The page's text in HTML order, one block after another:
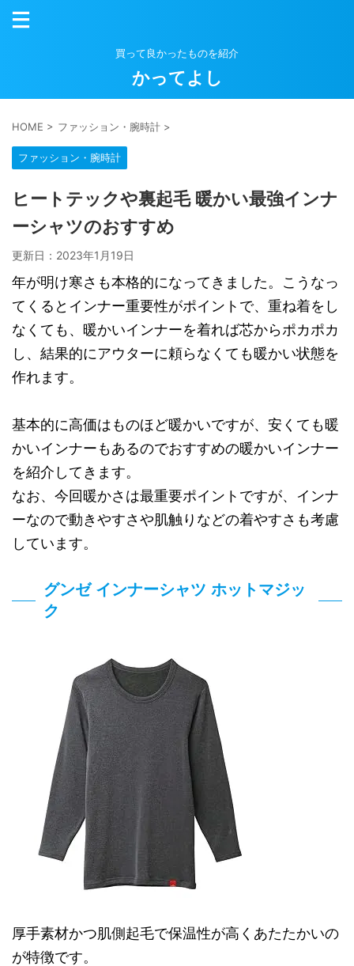
買って良かったものを紹介
かってよし
HOME > ファッション・腕時計 >
ファッション・腕時計
ヒートテックや裏起毛 暖かい最強インナ
ーシャツのおすすめ
更新日： 2023年1月19日
年が明け寒さも本格的になってきました。こうなっ
てくるとインナー重要性がポイントで、重ね着をし
なくても、暖かいインナーを着れば芯からポカポカ
し、結果的にアウターに頼らなくても暖かい状態を
作れます。
基本的に高価はものほど暖かいですが、安くても暖
かいインナーもあるのでおすすめの暖かいインナー
を紹介してきます。
なお、今回暖かさは最重要ポイントですが、インナ
ーなので動きやすさや肌触りなどの着やすさも考慮
しています。
グンゼ インナーシャツ ホットマジッ
ク
厚手素材かつ肌側起毛で保温性が高くあたたかいの
が特徴です。